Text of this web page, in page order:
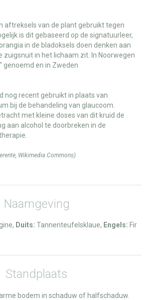
aftreksels van de plant gebruikt tegen
is dit gebaseerd op de signatuurleer,
in de bladoksels doen denken aan
zuigsnuit in het lichaam zit. In Noorwegen
genoemd en in Zweden
nog recent gebruikt in plaats van
bij de behandeling van glaucoom.
met kleine doses van dit kruid de
aan alcohol te doorbreken in de
, Wikimedia Commons)
Naamgeving
Duits: Tannenteufelsklaue, Engels: Fir
Standplaats
bodem in schaduw of halfschaduw.